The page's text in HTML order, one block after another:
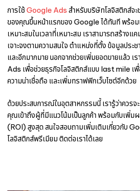
การใช้ Google Ads สำหรับบริษัทโลจิสติกส์จ
ของคุณขึ้นหน้าแรกของ Google ได้ทันที พร้อม
เหมาะสมในเวลาที่เหมาะสม เราสามารถสร้า
เจาะจงตามความสนใจ ตำแหน่งที่ตั้ง ข้อมูลประ
และอีกมากมาย นอกจากช่วยเพิ่มยอดขายแล้ว เ
Ads เพื่อช่วยธุรกิจโลจิสติกส์แบบ last mile เ
ความน่าเชื่อถือ และเพิ่มทราฟฟิกเว็บไซต์อีกด้วย
ด้วยประสบการณ์ในอุตสาหกรรมนี้ เรารู้ว่าควรจ
คุณเข้าถึงผู้ที่มีแนวโน้มเป็นลูกค้า พร้อมกับเพิ่ม
(ROI) สูงสุด สนใจสอบถามเพิ่มเติมเกี่ยวกับ
โลจิสติกส์พรีเมียม ติดต่อเราได้เลย